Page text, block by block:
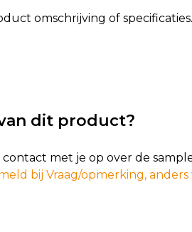
omschrijving of
dit product?
met je op over de
bij Vraag/opmerking,